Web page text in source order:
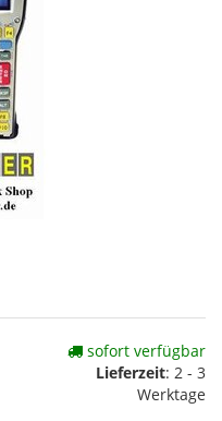
sofort verfügbar
Lieferzeit: 2 - 3
Werktage